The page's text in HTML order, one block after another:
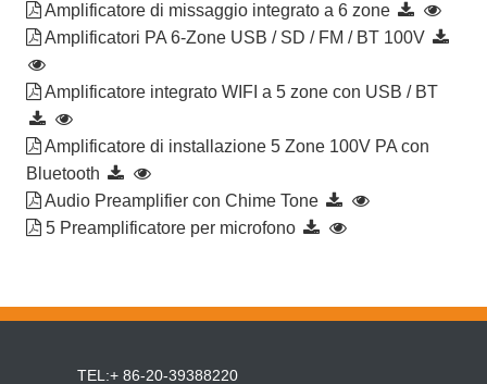
Amplificatore di missaggio integrato a 6 zone
Amplificatori PA 6-Zone USB / SD / FM / BT 100V
Amplificatore integrato WIFI a 5 zone con USB / BT
Amplificatore di installazione 5 Zone 100V PA con
Bluetooth
Audio Preamplifier con Chime Tone
5 Preamplificatore per microfono
TEL:+ 86-20-39388220